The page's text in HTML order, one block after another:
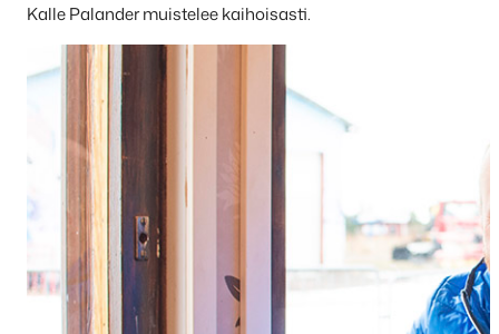
Kalle Palander muistelee kaihoisasti.